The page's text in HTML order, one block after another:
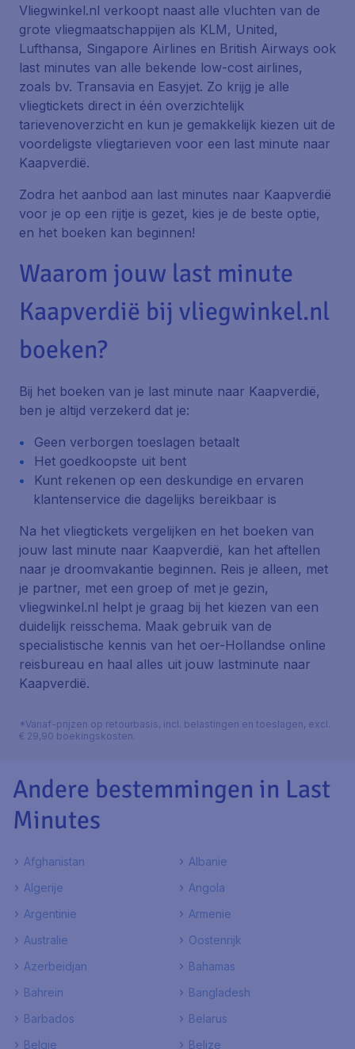
Vliegwinkel.nl verkoopt naast alle vluchten van de
grote vliegmaatschappijen als KLM, United,
Lufthansa, Singapore Airlines en British Airways ook
last minutes van alle bekende low-cost airlines,
zoals bv. Transavia en Easyjet. Zo krijg je alle
vliegtickets direct in één overzichtelijk
tarievenoverzicht en kun je gemakkelijk kiezen uit de
voordeligste vliegtarieven voor een last minute naar
Kaapverdië.
Zodra het aanbod aan last minutes naar Kaapverdië
voor je op een rijtje is gezet, kies je de beste optie,
en het boeken kan beginnen!
Waarom jouw last minute
Kaapverdië bij vliegwinkel.nl
boeken?
Bij het boeken van je last minute naar Kaapverdië,
ben je altijd verzekerd dat je:
Geen verborgen toeslagen betaalt
Het goedkoopste uit bent
Kunt rekenen op een deskundige en ervaren
klantenservice die dagelijks bereikbaar is
Na het vliegtickets vergelijken en het boeken van
jouw last minute naar Kaapverdië, kan het aftellen
naar je droomvakantie beginnen. Reis je alleen, met
je partner, met een groep of met je gezin,
vliegwinkel.nl helpt je graag bij het kiezen van een
duidelijk reisschema. Maak gebruik van de
specialistische kennis van het oer-Hollandse online
reisbureau en haal alles uit jouw lastminute naar
Kaapverdië.
*Vanaf-prijzen op retourbasis, incl. belastingen en toeslagen, excl.
€ 29,90 boekingskosten.
Andere bestemmingen in Last
Minutes
Afghanistan
Albanie
Algerije
Angola
Argentinie
Armenie
Australie
Oostenrijk
Azerbeidjan
Bahamas
Bahrein
Bangladesh
Barbados
Belarus
Belgie
Belize